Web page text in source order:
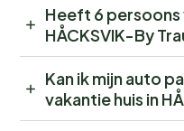
Heeft 6 persoons
HÅCKSVIK-By
Kan ik mijn auto
vakantie huis in